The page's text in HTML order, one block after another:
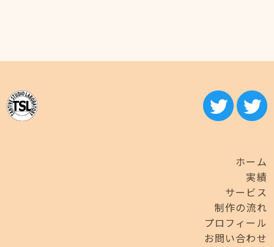
ホーム
実績
サービス
制作の流れ
プロフィール
お問い合わせ